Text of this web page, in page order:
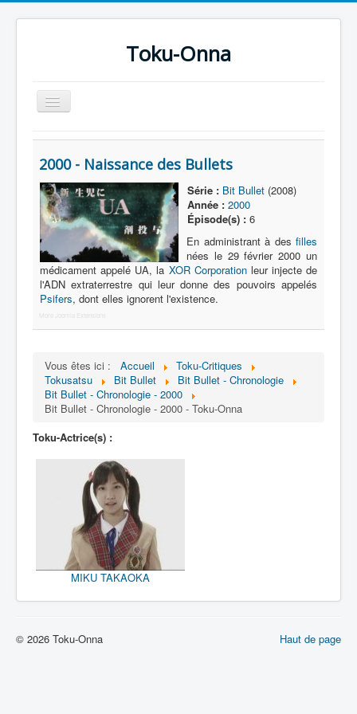
Toku-Onna
Basculer
la
Accueil
Toku-Actrices
Toku-Critiques
Séries
Films
COSAA
Dessins
Artiste Asperger
Bit Bullet (ビット バレット)
Série
Personnages
Épisodes
Chronologie
2000 - Naissance des Bullets
Série : Bit Bullet (2008)
Année : 2000
Épisode(s) : 6
En administrant à des filles
nées le 29 février 2000 un
médicament appelé UA, la XOR Corporationleur injecte de
l'ADN extraterrestre qui leur donne des pouvoirs appelés
Psifers, dont elles ignorent l'existence.
More Joomla Extensions
Vous êtes ici : Accueil
Toku-Critiques
Tokusatsu
Bit Bullet
Bit Bullet - Chronologie
Bit Bullet - Chronologie - 2000
Bit Bullet - Chronologie - 2000 - Toku-Onna
Toku-Actrice(s) :
MIKU TAKAOKA
Haut de page
© 2026 Toku-Onna